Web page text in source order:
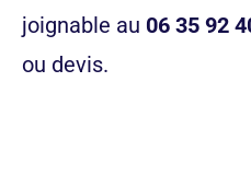
joignable au 06 35 92
ou devis.